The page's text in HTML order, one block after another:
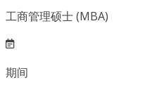
工商管理硕士 (MBA)
期间